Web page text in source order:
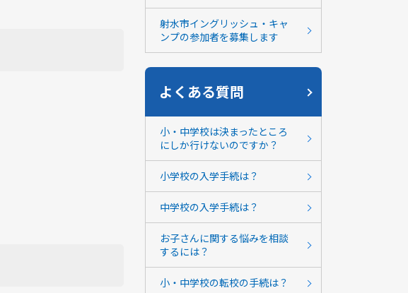
射水市イングリッシュ・キャ
ンプの参加者を募集します
よくある質問
小・中学校は決まったところ
にしか行けないのですか？
小学校の入学手続は？
中学校の入学手続は？
お子さんに関する悩みを相談
するには？
小・中学校の転校の手続は？